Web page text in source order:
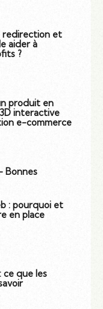
redirection et
aider à
?
produit en
interactive
e-commerce
Bonnes
: pourquoi et
en place
ce que les